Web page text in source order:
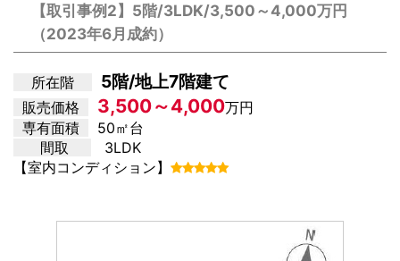
【取引事例2】5階/3LDK/3,500～4,000万円
（2023年6月成約）
所在階 5階/地上7階建て
販売価格 3,500～4,000万円
専有面積
50㎡台
間取
3LDK
【室内コンディション】